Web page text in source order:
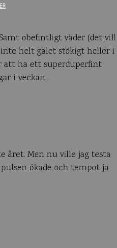
obefintligt väder (det vill
inte helt galet stökigt heller i
att ha ett superduperfint
i veckan.
året. Men nu ville jag testa
ökade och tempot ja